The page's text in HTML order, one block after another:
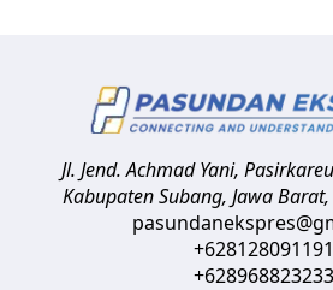
Jl. Jend. Achmad Yani,
Kabupaten Subang, Jawa Barat,